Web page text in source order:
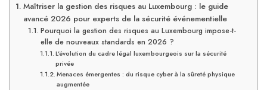
Maîtriser la gestion des risques au Luxembourg : le guide
avancé 2026 pour experts de la sécurité événementielle
Pourquoi la gestion des risques au Luxembourg impose-t-
elle de nouveaux standards en 2026 ?
L'évolution du cadre légal luxembourgeois sur la sécurité
privée
Menaces émergentes : du risque cyber à la sûreté physique
augmentée